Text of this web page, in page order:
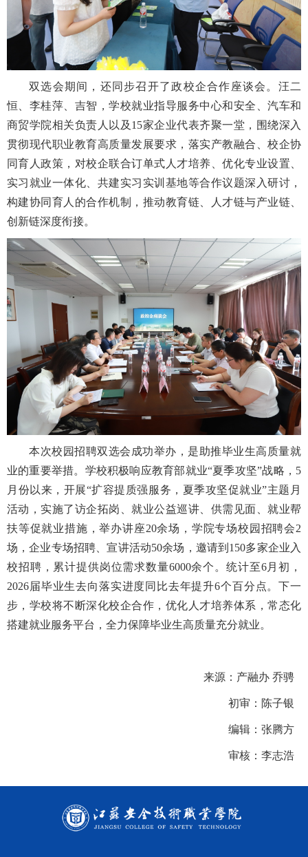
双选会期间，还同步召开了政校企合作座谈会。汪二
恒、李桂萍、吉智，学校就业指导服务中心和安全、汽车和
商贸学院相关负责人以及 15家企业代表齐聚一堂，围绕深入
贯彻现代职业教育高质量发展要求，落实产教融合、校企协
同育人政策，对校企联合订单式人才培养、优化专业设置、
实习就业一体化、共建实习实训基地等合作议题深入研讨，
构建协同育人的合作机制，推动教育链、人才链与产业链、
创新链深度衔接。
本次校园招聘双选会成功举办，是助推毕业生高质量就
业的重要举措。学校积极响应教育部就业“夏季攻坚”战略，5
月份以来，开展“扩容提质强服务，夏季攻坚促就业”主题月
活动，实施了访企拓岗、就业公益巡讲、供需见面、就业帮
扶等促就业措施，举办讲座20余场，学院专场校园招聘会2
场，企业专场招聘、宣讲活动50余场，邀请到150多家企业入
校招聘，累计提供岗位需求数量6000余个。统计至6月初，
2026届毕业生去向落实进度同比去年提升6个百分点。下一
步，学校将不断深化校企合作，优化人才培养体系，常态化
搭建就业服务平台，全力保障毕业生高质量充分就业。
来源： 产融办 乔骋
初审：陈子银
编辑：张腾方
审核：李志浩